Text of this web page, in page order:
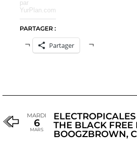
par
YurPlan.com
PARTAGER :
Partager
MARDI
6
MARS THE BLACK FREE
BOOGZBROWN,